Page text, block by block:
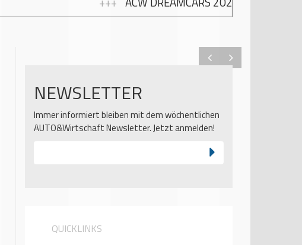
NEWSLETTER
Immer informiert bleiben mit dem wöchentlichen
AUTO&Wirtschaft Newsletter. Jetzt anmelden!
QUICKLINKS